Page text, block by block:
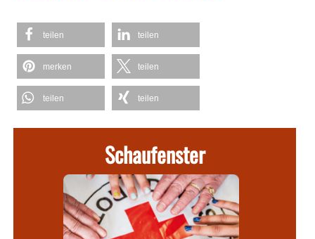
teilen teilen
merken teilen
teilen teilen
Schaufenster